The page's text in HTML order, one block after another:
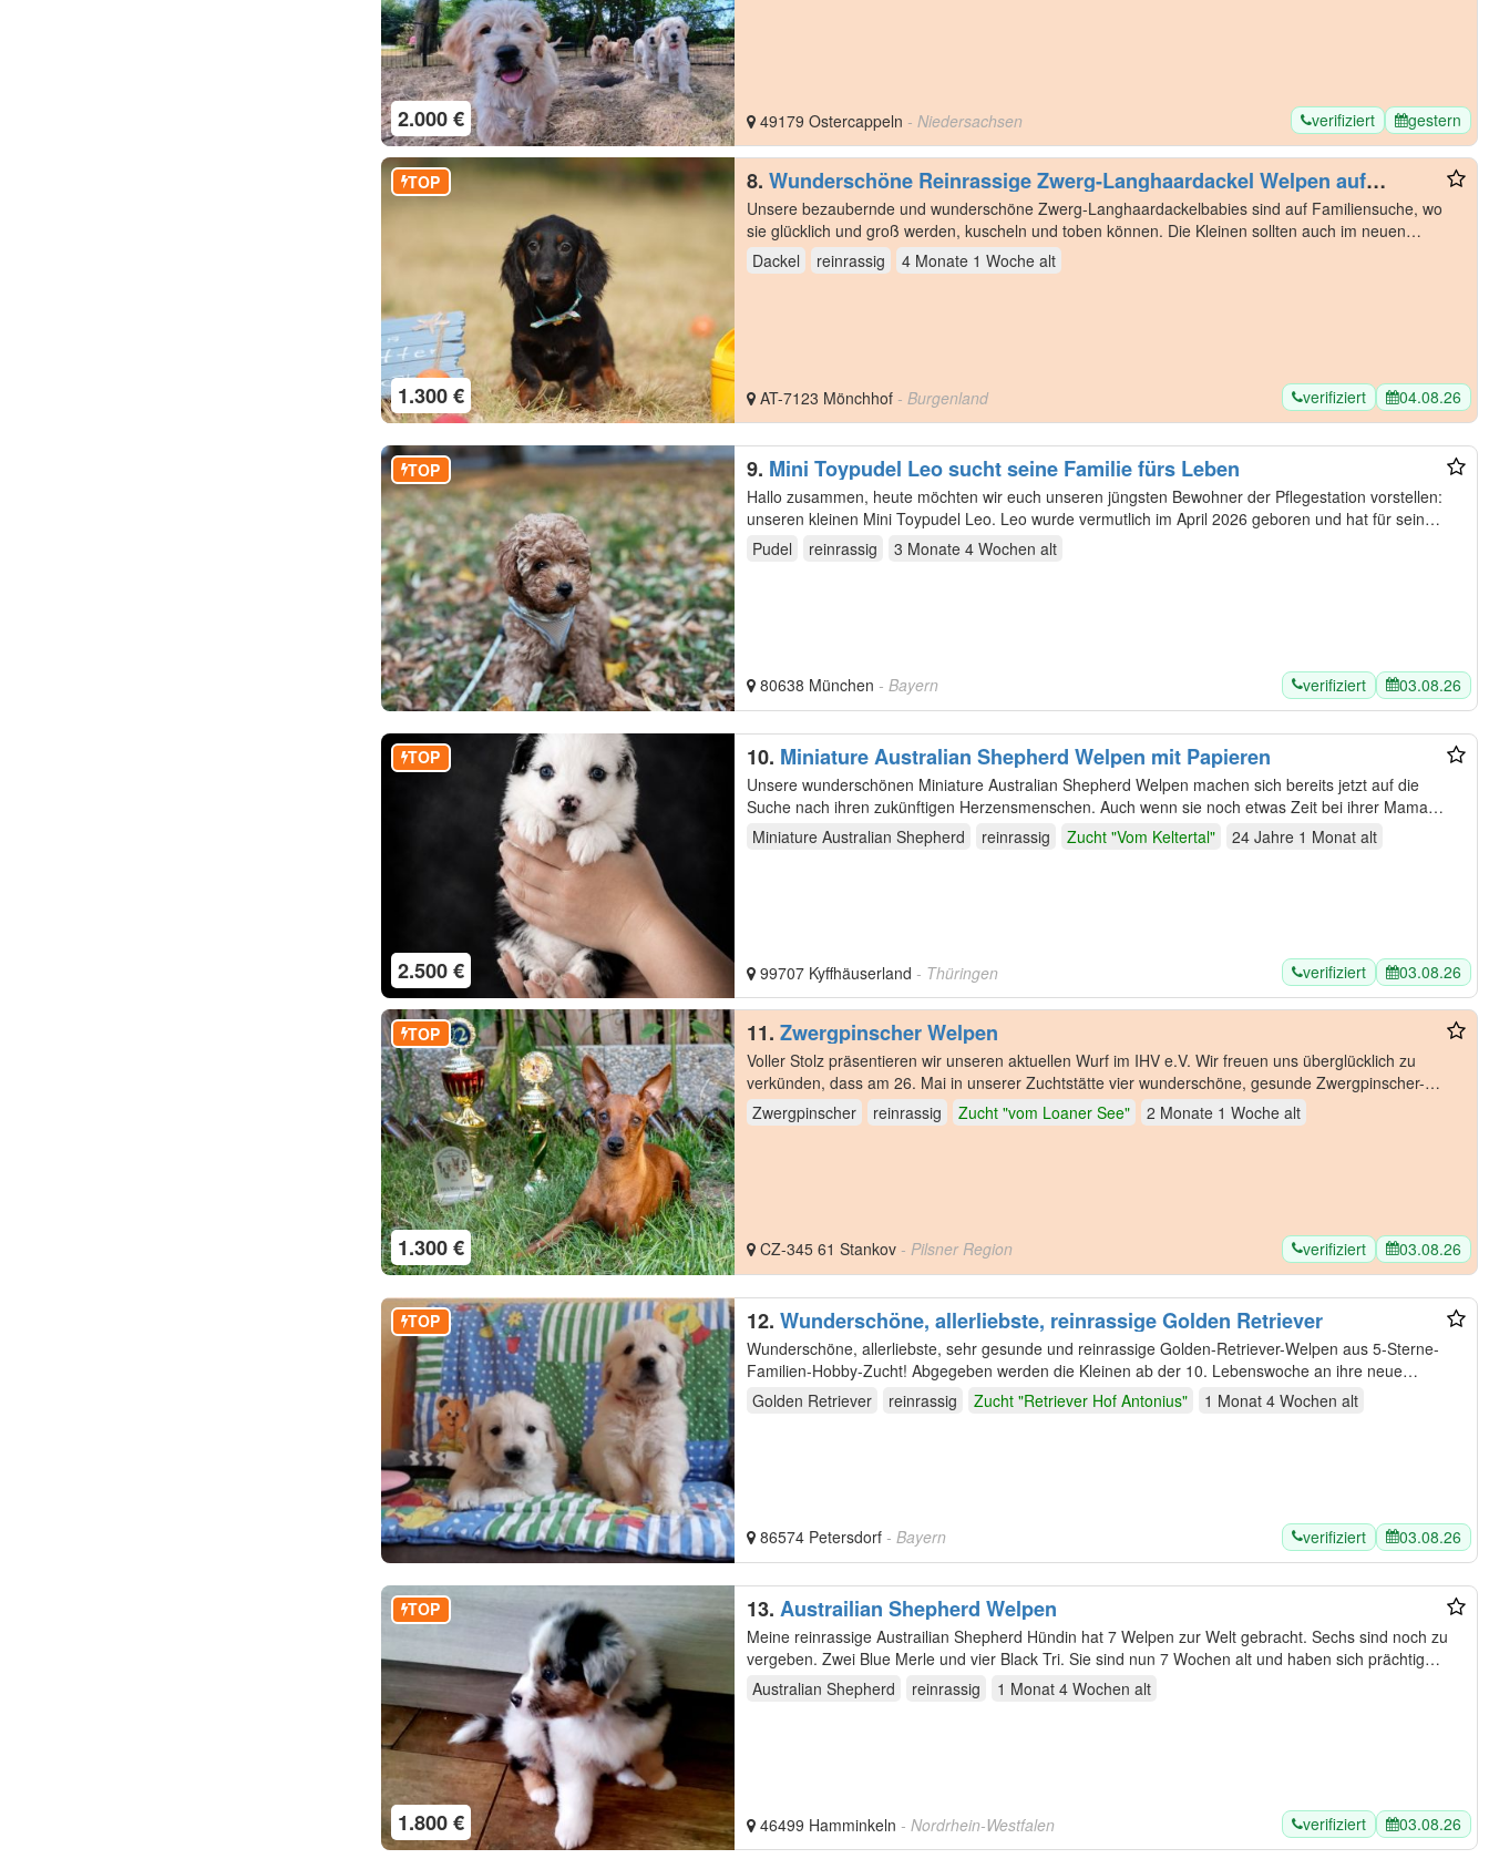
2.000 € 49179 Ostercappeln - Niedersachsen verifiziert gestern
8. Wunderschöne Reinrassige Zwerg-Langhaardackel Welpen auf
Familiensuche
1.300 €
TOP
Unsere bezaubernde und wunderschöne Zwerg-Langhaardackelbabies sind auf Familiensuche, wo
sie glücklich und groß werden, kuscheln und toben können. Die Kleinen sollten auch im neuen
Zuhause ein…
Dackel reinrassig 4 Monate 1 Woche alt
AT-7123 Mönchhof - Burgenland verifiziert 04.08.26
9. Mini Toypudel Leo sucht seine Familie fürs Leben
TOP
Hallo zusammen, heute möchten wir euch unseren jüngsten Bewohner der Pflegestation vorstellen:
unseren kleinen Mini Toypudel Leo. Leo wurde vermutlich im April 2026 geboren und hat für sein…
Pudel
reinrassig 3 Monate 4 Wochen alt
80638 München - Bayern verifiziert 03.08.26
10. Miniature Australian Shepherd Welpen mit Papieren
2.500 €
TOP
Unsere wunderschönen Miniature Australian Shepherd Welpen machen sich bereits jetzt auf die
Suche nach ihren zukünftigen Herzensmenschen. Auch wenn sie noch etwas Zeit bei ihrer Mama
verbringen…
Miniature Australian Shepherd reinrassig Zucht "Vom Keltertal" 24 Jahre 1 Monat alt
99707 Kyffhäuserland - Thüringen verifiziert 03.08.26
11. Zwergpinscher Welpen
1.300 €
TOP
​Voller Stolz präsentieren wir unseren aktuellen Wurf im IHV e.V. ​Wir freuen uns überglücklich zu
verkünden, dass am 26. Mai in unserer Zuchtstätte vier wunderschöne, gesunde Zwergpinscher-
Welpen…
Zwergpinscher reinrassig Zucht "vom Loaner See" 2 Monate 1 Woche alt
CZ-345 61 Stankov - Pilsner Region verifiziert 03.08.26
12. Wunderschöne, allerliebste, reinrassige Golden Retriever
TOP
Wunderschöne, allerliebste, sehr gesunde und reinrassige Golden-Retriever-Welpen aus 5-Sterne-
Familien-Hobby-Zucht! Abgegeben werden die Kleinen ab der 10. Lebenswoche an ihre neue
Familien in ihr…
Golden Retriever reinrassig Zucht "Retriever Hof Antonius" 1 Monat 4 Wochen alt
86574 Petersdorf - Bayern verifiziert 03.08.26
13. Austrailian Shepherd Welpen
1.800 €
TOP
Meine reinrassige Austrailian Shepherd Hündin hat 7 Welpen zur Welt gebracht. Sechs sind noch zu
vergeben. Zwei Blue Merle und vier Black Tri. Sie sind nun 7 Wochen alt und haben sich prächtig…
Australian Shepherd
reinrassig 1 Monat 4 Wochen alt
46499 Hamminkeln - Nordrhein-Westfalen verifiziert 03.08.26